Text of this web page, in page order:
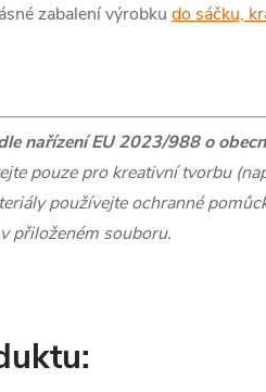
zabalení výrobku do sáčku,
nařízení EU 2023/988 o
pouze pro kreativní tvorbu
používejte ochranné
přiloženém souboru.